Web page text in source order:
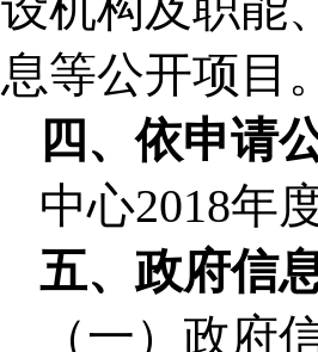
息等公开项目
四、依申请
中心2018年
五、政府信
（一）政府